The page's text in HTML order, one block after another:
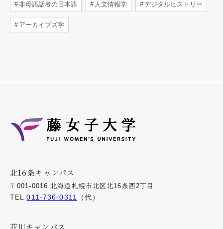
非母語話者の日本語 人文情報学 デジタルヒストリー
アーカイブズ学
北16条キャンパス
〒001-0016 北海道札幌市北区北16条西2丁目
TEL011-736-0311 （代）